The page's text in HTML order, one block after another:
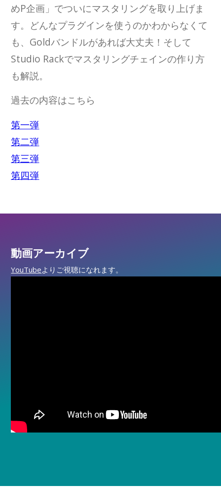
めP企画」でついにマスタリングを取り上げま
す。どんなプラグインを使うのかわからなくて
も、Goldバンドルがあれば大丈夫！そして
Studio Rackでマスタリングチェインの作り方
も解説。
過去の内容はこちら
第一弾
第二弾
第三弾
第四弾
動画アーカイブ
YouTubeよりご視聴になれます。